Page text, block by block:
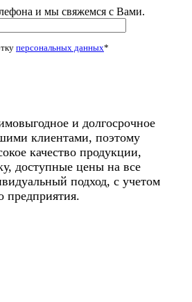
и мы свяжемся с Вами.
персональных данных*
и долгосрочное
клиентами, поэтому
качество продукции,
доступные цены на все
подход, с учетом
предприятия.